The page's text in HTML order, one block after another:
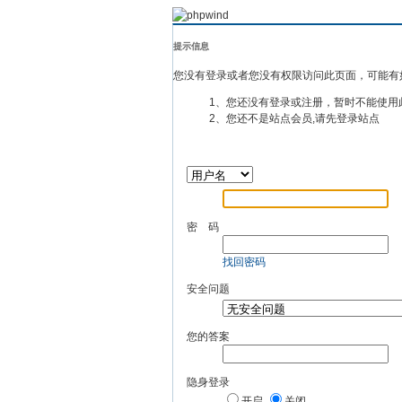
提示信息
您没有登录或者您没有权限访问此页面，可能有
1、您还没有登录或注册，暂时不能使用
2、您还不是站点会员,请先登录站点
密 码
找回密码
安全问题
您的答案
隐身登录